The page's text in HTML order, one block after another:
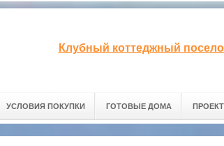
Клубный коттеджный
УСЛОВИЯ ПОКУПКИ ГОТОВЫЕ ДОМА